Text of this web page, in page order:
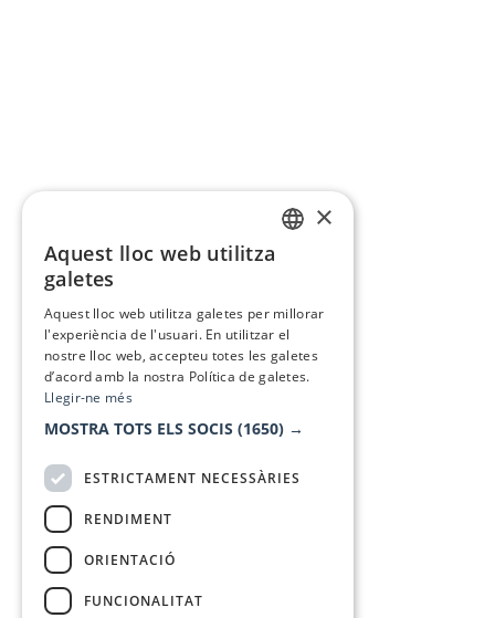
×
Aquest lloc web utilitza
galetes
Aquest lloc web utilitza galetes per millorar
l'experiència de l'usuari. En utilitzar el
nostre lloc web, accepteu totes les galetes
d’acord amb la nostra Política de galetes.
Llegir-ne més
MOSTRA TOTS ELS SOCIS (1650) →
ESTRICTAMENT NECESSÀRIES
RENDIMENT
ORIENTACIÓ
FUNCIONALITAT